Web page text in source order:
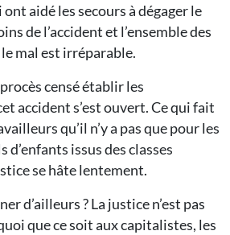
aidé les secours à dégager le
de l’accident et l’ensemble des
mal est irréparable.
censé établir les
accident s’est ouvert. Ce qui fait
qu’il n’y a pas que pour les
d’enfants issus des classes
se hâte lentement.
d’ailleurs ? La justice n’est pas
que ce soit aux capitalistes, les